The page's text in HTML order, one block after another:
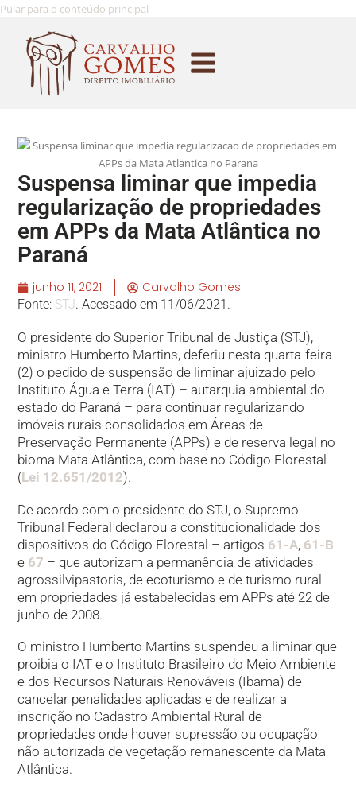
Pular para o conteúdo principal
Suspensa liminar que impedia
regularização de propriedades
em APPs da Mata Atlântica no
Paraná
junho 11, 2021 Carvalho Gomes
Fonte: STJ. Acessado em 11/06/2021.
O presidente do Superior Tribunal de Justiça (STJ),
ministro Humberto Martins, deferiu nesta quarta-feira
(2) o pedido de suspensão de liminar ajuizado pelo
Instituto Água e Terra (IAT) – autarquia ambiental do
estado do Paraná – para continuar regularizando
imóveis rurais consolidados em Áreas de
Preservação Permanente (APPs) e de reserva legal no
bioma Mata Atlântica, com base no Código Florestal
(Lei‎ ‎‎12.651/2012).
De acordo com o presidente do STJ, o Supremo
Tribunal Federal declarou a constitucionalidade dos
dispositivos do Código Florestal – artigos 61-A, 61-B
e 67 – que autorizam a permanência de atividades
agrossilvipastoris, de ecoturismo e de turismo rural
em propriedades já estabelecidas em APPs até 22 de
junho de 2008.
O ministro Humberto Martins suspendeu a liminar que
proibia o IAT e o Instituto Brasileiro do Meio Ambiente
e dos Recursos Naturais Renováveis (Ibama) de
cancelar penalidades aplicadas e de realizar a
inscrição no Cadastro Ambiental Rural de
propriedades onde houver supressão ou ocupação
não autorizada de vegetação remanescente da Mata
Atlântica.